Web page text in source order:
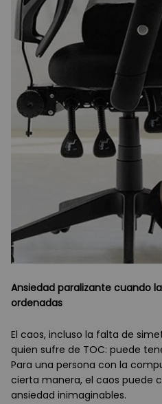
Ansiedad paralizante cuando
ordenadas
El caos, incluso la falta de
quien sufre de TOC: puede
Para una persona con la
cierta manera, el caos puede
ansiedad inimaginables.